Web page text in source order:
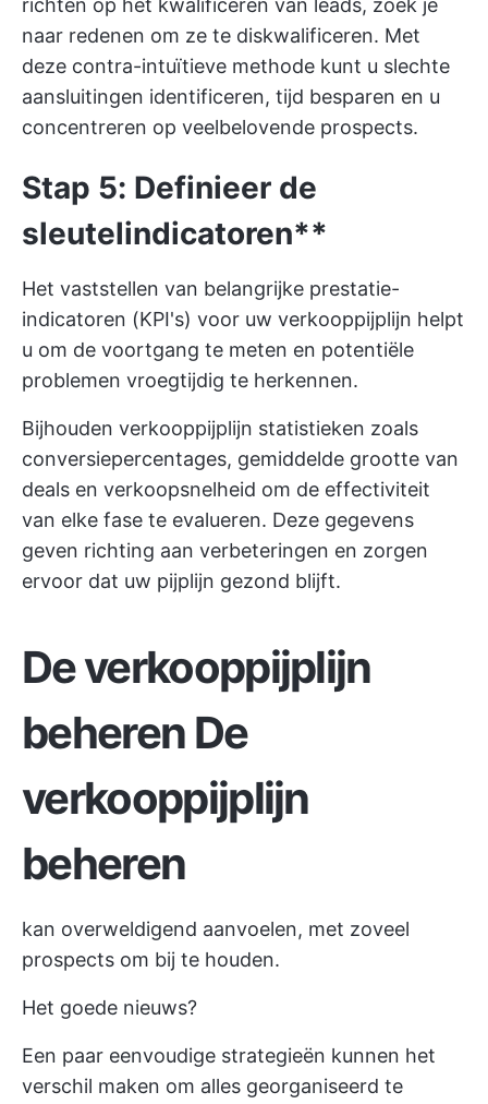
richten op het kwalificeren van leads, zoek je
naar redenen om ze te diskwalificeren. Met
deze contra-intuïtieve methode kunt u slechte
aansluitingen identificeren, tijd besparen en u
concentreren op veelbelovende prospects.
Stap 5: Definieer de
sleutelindicatoren**
Het vaststellen van belangrijke prestatie-
indicatoren (KPI's) voor uw verkooppijplijn helpt
u om de voortgang te meten en potentiële
problemen vroegtijdig te herkennen.
Bijhouden verkooppijplijn statistieken zoals
conversiepercentages, gemiddelde grootte van
deals en verkoopsnelheid om de effectiviteit
van elke fase te evalueren. Deze gegevens
geven richting aan verbeteringen en zorgen
ervoor dat uw pijplijn gezond blijft.
De verkooppijplijn
beheren De
verkooppijplijn
beheren
kan overweldigend aanvoelen, met zoveel
prospects om bij te houden.
Het goede nieuws?
Een paar eenvoudige strategieën kunnen het
verschil maken om alles georganiseerd te